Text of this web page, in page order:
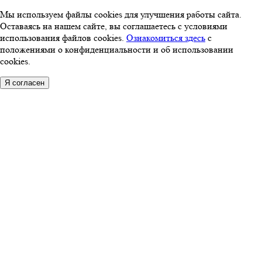
Мы используем файлы cookies для улучшения работы сайта.
Оставаясь на нашем сайте, вы соглашаетесь с условиями
использования файлов cookies. Ознакомиться здесь с
положениями о конфиденциальности и об использовании
cookies.
Я согласен